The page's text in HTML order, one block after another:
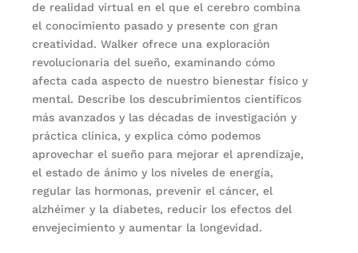
de realidad virtual en el que el cerebro combina
el conocimiento pasado y presente con gran
creatividad. Walker ofrece una exploración
revolucionaria del sueño, examinando cómo
afecta cada aspecto de nuestro bienestar físico y
mental. Describe los descubrimientos científicos
más avanzados y las décadas de investigación y
práctica clínica, y explica cómo podemos
aprovechar el sueño para mejorar el aprendizaje,
el estado de ánimo y los niveles de energía,
regular las hormonas, prevenir el cáncer, el
alzhéimer y la diabetes, reducir los efectos del
envejecimiento y aumentar la longevidad.